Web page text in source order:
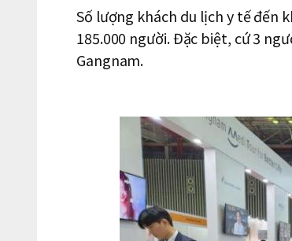
Số lượng khách du lịch y tế đến
185.000 người. Đặc biệt, cứ 3
Gangnam.